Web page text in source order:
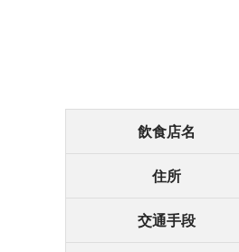
飲食店名
住所
交通手段